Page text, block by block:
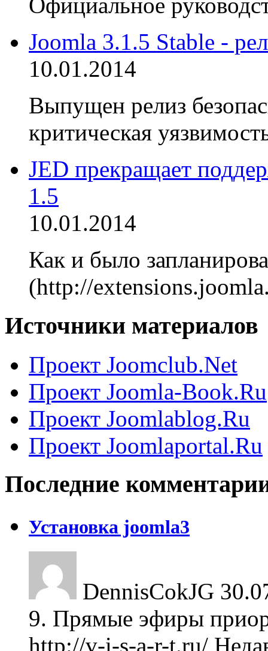
Официальное
Joomla 3.1.5 Stable -
10.01.2014
Выпущен релиз
критическая
JED прекращает
1.5
10.01.2014
Как и было
(http://
Источники материалов
Проект Joomclub.Net
Проект Joomla-Book.Ru
Проект Joomlablog.Ru
Проект Joomlaportal.Ru
Последние
Установка joomla3
DennisCokJG
9. Прямые эфиры
http://v-i-s-a-r-t.ru/